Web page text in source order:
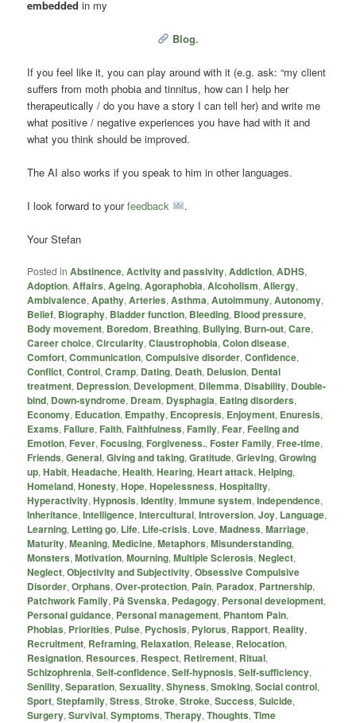
embeddedin my
Blog.
If you feel like it, you can play around with it (e.g. ask: “my client
suffers from moth phobia and tinnitus, how can I help her
therapeutically / do you have a story I can tell her) and write me
what positive / negative experiences you have had with it and
what you think should be improved.
The AI also works if you speak to him in other languages.
I look forward to yourfeedback .
Your Stefan
Posted in Abstinence,Activity and passivity,Addiction,ADHS,
Adoption,Affairs,Ageing,Agoraphobia,Alcoholism,Allergy,
Ambivalence,Apathy,Arteries,Asthma,Autoimmuny,Autonomy,
Belief, Biography, Bladder function, Bleeding, Blood pressure,
Body movement, Boredom, Breathing, Bullying, Burn-out,Care,
Career choice,Circularity,Claustrophobia,Colon disease,
Comfort,Communication,Compulsive disorder,Confidence,
Conflict,Control,Cramp, Dating, Death, Delusion, Dental
treatment, Depression, Development, Dilemma, Disability, Double-
bind, Down-syndrome, Dream, Dysphagia, Eating disorders,
Economy, Education, Empathy, Encopresis, Enjoyment, Enuresis,
Exams, Failure, Faith, Faithfulness, Family, Fear, Feeling and
Emotion, Fever, Focusing, Forgiveness., Foster Family, Free-time,
Friends,General,Giving and taking,Gratitude,Grieving,Growing
up,Habit,Headache,Health,Hearing,Heart attack,Helping,
Homeland,Honesty,Hope,Hopelessness,Hospitality,
Hyperactivity,Hypnosis,Identity,Immune system,Independence,
Inheritance,Intelligence,Intercultural,Introversion,Joy, Language,
Learning, Letting go, Life, Life-crisis, Love,Madness,Marriage,
Maturity,Meaning,Medicine,Metaphors,Misunderstanding,
Monsters,Motivation,Mourning,Multiple Sclerosis,Neglect,
Neglect,Objectivity and Subjectivity,Obsessive Compulsive
Disorder,Orphans,Over-protection, Pain, Paradox, Partnership,
Patchwork Family, På Svenska, Pedagogy, Personal development,
Personal guidance, Personal management, Phantom Pain,
Phobias, Priorities, Pulse, Pychosis, Pylorus, Rapport, Reality,
Recruitment, Reframing, Relaxation, Release, Relocation,
Resignation, Resources, Respect, Retirement, Ritual,
Schizophrenia,Self-confidence,Self-hypnosis,Self-sufficiency,
Senility,Separation,Sexuality,Shyness,Smoking,Social control,
Sport,Stepfamily,Stress,Stroke,Stroke,Success,Suicide,
Surgery,Survival,Symptoms,Therapy,Thoughts,Time